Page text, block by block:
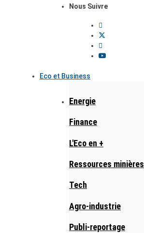
Nous Suivre
Eco et Business
Energie
Finance
L'Eco en +
Ressources minières
Tech
Agro-industrie
Publi-reportage